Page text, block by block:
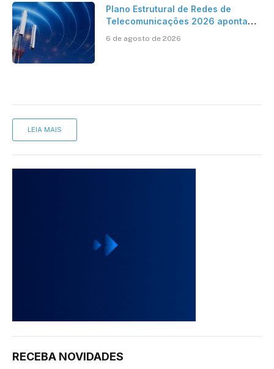
Plano Estrutural de Redes de
Telecomunicações 2026 aponta
mantém desafio
6 de agosto de 2026
LEIA MAIS
RECEBA NOVIDADES